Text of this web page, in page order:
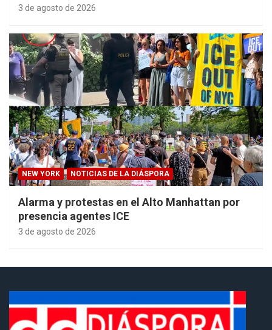
3 de agosto de 2026
NEW YORK NOTICIAS DE LA DIÁSPORA
Alarma y protestas en el Alto Manhattan por
presencia agentes ICE
3 de agosto de 2026